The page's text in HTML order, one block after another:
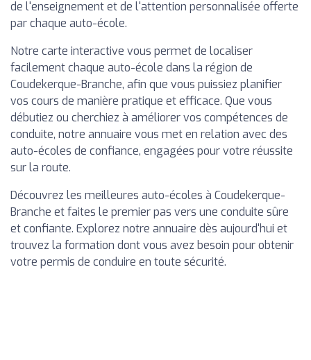
de l'enseignement et de l'attention personnalisée offerte
par chaque auto-école.
Notre carte interactive vous permet de localiser
facilement chaque auto-école dans la région de
Coudekerque-Branche, afin que vous puissiez planifier
vos cours de manière pratique et efficace. Que vous
débutiez ou cherchiez à améliorer vos compétences de
conduite, notre annuaire vous met en relation avec des
auto-écoles de confiance, engagées pour votre réussite
sur la route.
Découvrez les meilleures auto-écoles à Coudekerque-
Branche et faites le premier pas vers une conduite sûre
et confiante. Explorez notre annuaire dès aujourd'hui et
trouvez la formation dont vous avez besoin pour obtenir
votre permis de conduire en toute sécurité.